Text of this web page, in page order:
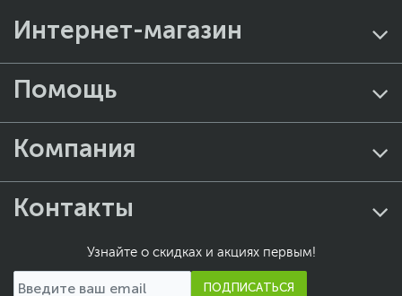
Интернет-магазин
Помощь
Компания
Контакты
Узнайте о скидках и акциях первым!
ПОДПИСАТЬСЯ